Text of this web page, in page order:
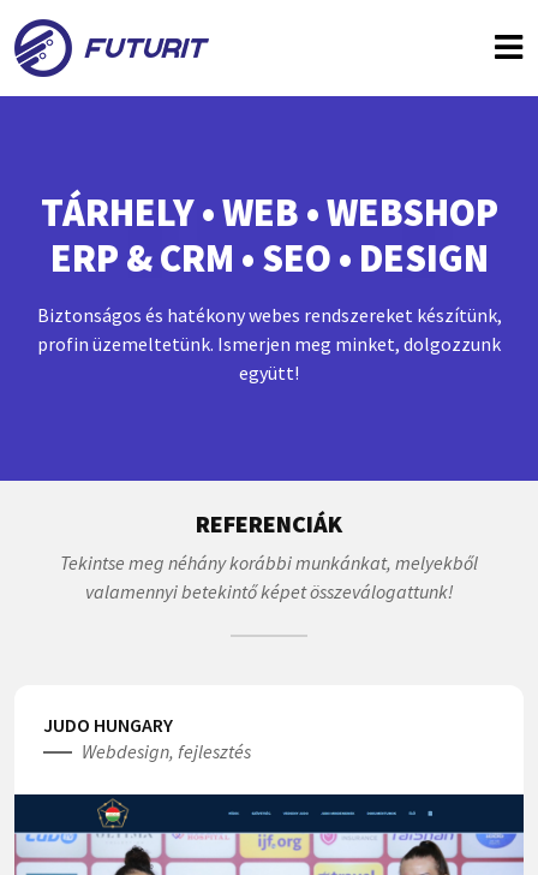
TÁRHELY • WEB • WEBSHOP
ERP & CRM • SEO • DESIGN
Biztonságos és hatékony webes rendszereket készítünk,
profin üzemeltetünk. Ismerjen meg minket, dolgozzunk
együtt!
REFERENCIÁK
Tekintse meg néhány korábbi munkánkat, melyekből
valamennyi betekintő képet összeválogattunk!
JUDO HUNGARY
Webdesign, fejlesztés